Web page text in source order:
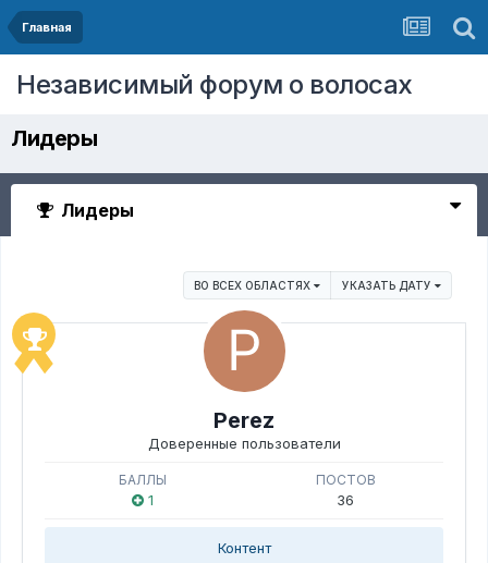
Главная
Независимый форум о волосах
Лидеры
Лидеры
ВО ВСЕХ ОБЛАСТЯХ УКАЗАТЬ ДАТУ
Perez
Доверенные пользователи
БАЛЛЫ
1
ПОСТОВ
36
Контент